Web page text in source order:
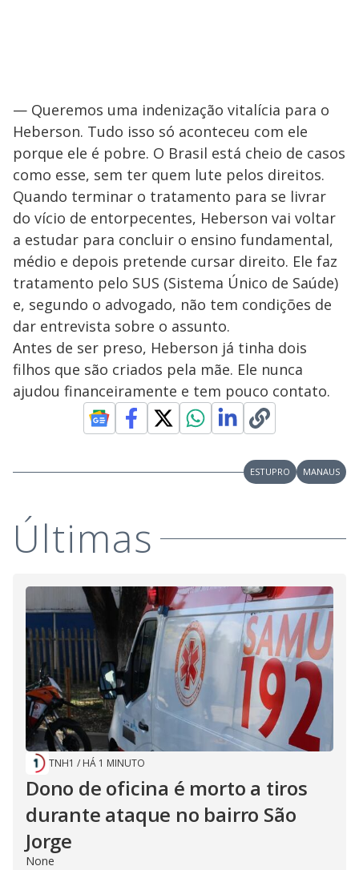
— Queremos uma indenização vitalícia para o
Heberson. Tudo isso só aconteceu com ele
porque ele é pobre. O Brasil está cheio de casos
como esse, sem ter quem lute pelos direitos.
Quando terminar o tratamento para se livrar
do vício de entorpecentes, Heberson vai voltar
a estudar para concluir o ensino fundamental,
médio e depois pretende cursar direito. Ele faz
tratamento pelo SUS (Sistema Único de Saúde)
e, segundo o advogado, não tem condições de
dar entrevista sobre o assunto.
Antes de ser preso, Heberson já tinha dois
filhos que são criados pela mãe. Ele nunca
ajudou financeiramente e tem pouco contato.
ESTUPRO MANAUS
Últimas
TNH1 / HÁ 1 MINUTO
Dono de oficina é morto a tiros
durante ataque no bairro São
Jorge
None